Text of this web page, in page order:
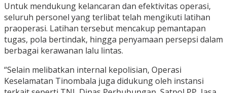
Untuk mendukung kelancaran dan efektivitas operasi,
seluruh personel yang terlibat telah mengikuti latihan
praoperasi. Latihan tersebut mencakup pemantapan
tugas, pola bertindak, hingga penyamaan persepsi dalam
berbagai kerawanan lalu lintas.
“Selain melibatkan internal kepolisian, Operasi
Keselamatan Tinombala juga didukung oleh instansi